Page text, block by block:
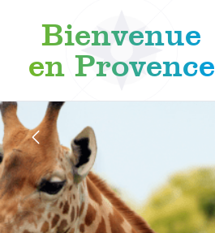
Skip to content
Bienvenue
en Provence